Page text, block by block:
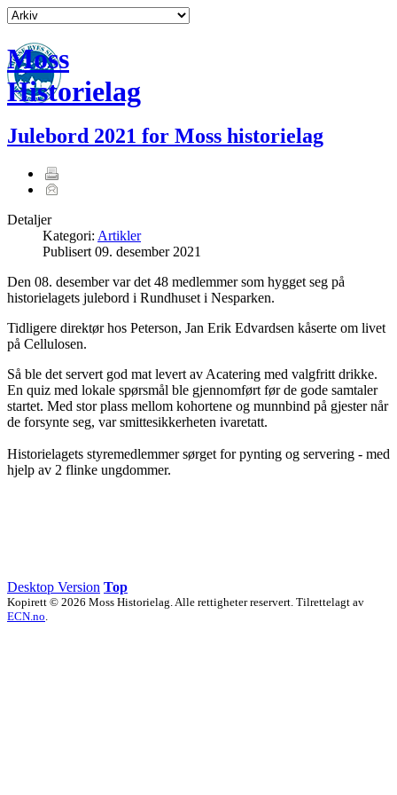
Moss
Historielag
Julebord 2021 for Moss historielag
Detaljer
Kategori: Artikler
Publisert 09. desember 2021
Den 08. desember var det 48 medlemmer som hygget seg på
historielagets julebord i Rundhuset i Nesparken.
Tidligere direktør hos Peterson, Jan Erik Edvardsen kåserte om livet
på Cellulosen.
Så ble det servert god mat levert av Acatering med valgfritt drikke.
En quiz med lokale spørsmål ble gjennomført før de gode samtaler
startet. Med stor plass mellom kohortene og munnbind på gjester når
de forsynte seg, var smittesikkerheten ivaretatt.
Historielagets styremedlemmer sørget for pynting og servering - med
hjelp av 2 flinke ungdommer.
Desktop Version Top
Kopirett © 2026 Moss Historielag. Alle rettigheter reservert. Tilrettelagt av
ECN.no